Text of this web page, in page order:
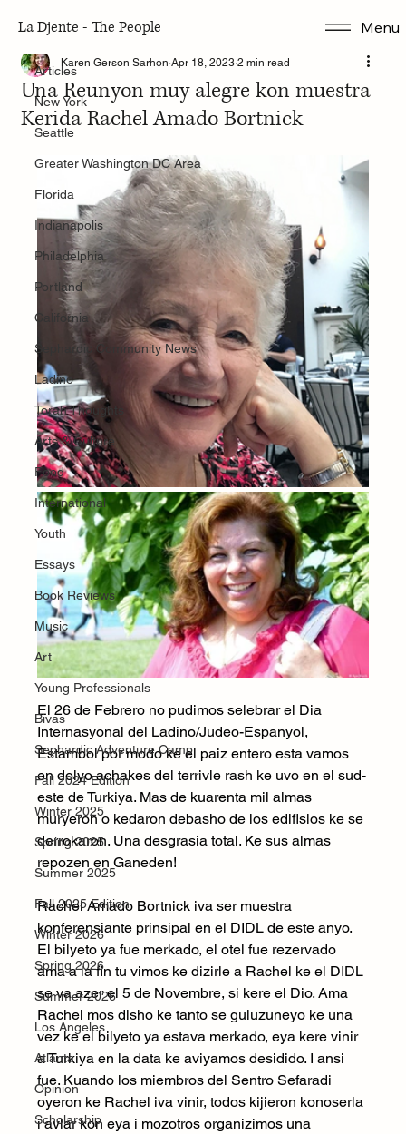
Menu
La Djente - The People
Articles
New York
Seattle
Greater Washington DC Area
Florida
Indianapolis
Philadelphia
Portland
California
Sephardic Community News
Ladino
Torah Thoughts
Arts & Culture
Food
International
Youth
Essays
Book Reviews
Music
Art
Young Professionals
Bivas
Sephardic Adventure Camp
Fall 2024 Edition
Winter 2025
Spring 2025
Summer 2025
Fall 2025 Edition
Winter 2026
Spring 2026
Summer 2026
Los Angeles
Atlanta
Opinion
Scholarship
Articles
Una Reunyon muy alegre kon muestra
Kerida Rachel Amado Bortnick
Karen Gerson Sarhon Apr 18, 2023 2 min read
El 26 de Febrero no pudimos selebrar el Dia
Internasyonal del Ladino/Judeo-Espanyol,
Estambol por modo ke el paiz entero esta vamos
en dolyo achakes del terrivle rash ke uvo en el sud-
este de Turkiya. Mas de kuarenta mil almas
muryeron o kedaron debasho de los edifisios ke se
derrokaron. Una desgrasia total. Ke sus almas
repozen en Ganeden!
Rachel Amado Bortnick iva ser muestra
konferensiante prinsipal en el DIDL de este anyo.
El bilyeto ya fue merkado, el otel fue rezervado
ama a la fin tu vimos ke dizirle a Rachel ke el DIDL
se va azer el 5 de Novembre, si kere el Dio. Ama
Rachel mos disho ke tanto se guluzuneyo ke una
vez ke el bilyeto ya estava merkado, eya kere vinir
a Turkiya en la data ke aviyamos desidido. I ansi
fue. Kuando los miembros del Sentro Sefaradi
oyeron ke Rachel iva vinir, todos kijieron konoserla
i avlar kon eya i mozotros organizimos una